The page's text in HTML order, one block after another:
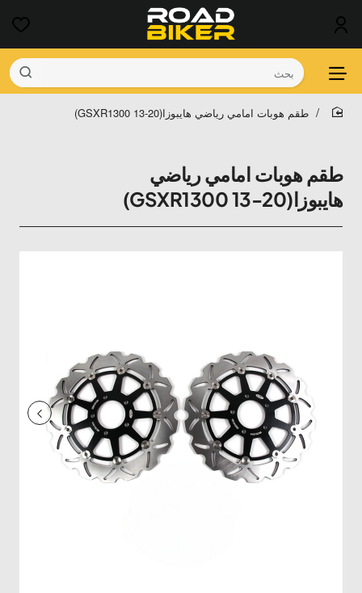
بحث
طقم هوبات امامي رياضي هايبوزا(GSXR1300 13-20)
طقم هوبات امامي رياضي
هايبوزا(GSXR1300 13-20)